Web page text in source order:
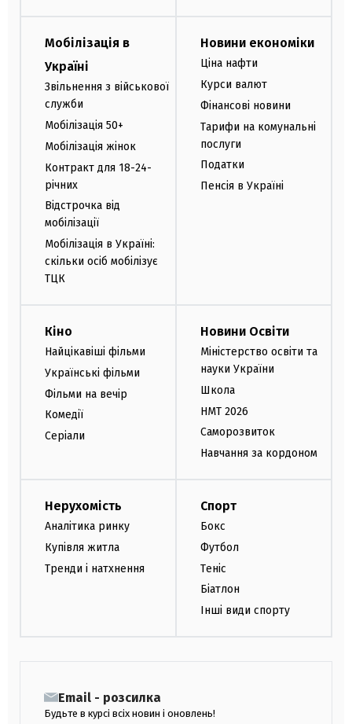
Мобілізація в
Україні
Звільнення з військової
служби
Мобілізація 50+
Мобілізація жінок
Контракт для 18-24-
річних
Відстрочка від
мобілізації
Мобілізація в Україні:
скільки осіб мобілізує
ТЦК
Новини економіки
Ціна нафти
Курси валют
Фінансові новини
Тарифи на комунальні
послуги
Податки
Пенсія в Україні
Кіно
Найцікавіші фільми
Українські фільми
Фільми на вечір
Комедії
Серіали
Новини Освіти
Міністерство освіти та
науки України
Школа
НМТ 2026
Саморозвиток
Навчання за кордоном
Нерухомість
Аналітика ринку
Купівля житла
Тренди і натхнення
Спорт
Бокс
Футбол
Теніс
Біатлон
Інші види спорту
Email - розсилка
Будьте в курсі всіх новин і оновлень!